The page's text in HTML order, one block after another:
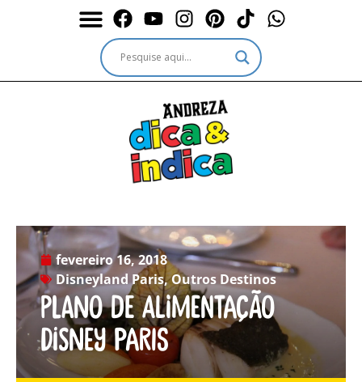
fevereiro 16, 2018
Disneyland Paris,Outros Destinos
Plano de alimentação
Disney Paris